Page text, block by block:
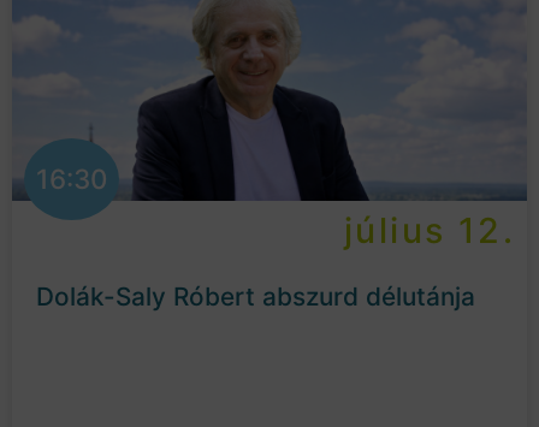
16:30
július 12.
Dolák-Saly Róbert abszurd délutánja